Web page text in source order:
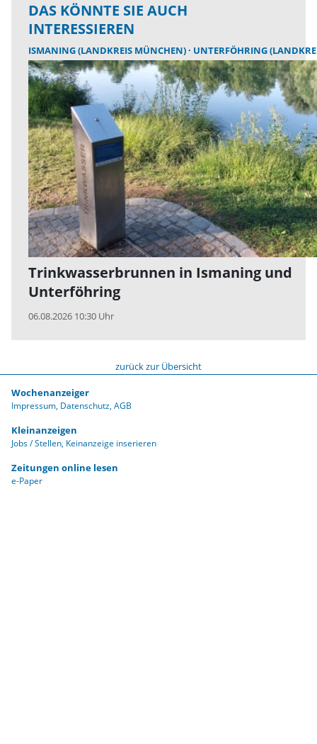
DAS KÖNNTE SIE AUCH
INTERESSIEREN
ISMANING (LANDKREIS MÜNCHEN) UNTERFÖHRING
Trinkwasserbrunnen in Ismaning und
Unterföhring
06.08.2026 10:30 Uhr
zurück zur Übersicht
Wochenanzeiger
Impressum Datenschutz AGB
Kleinanzeigen
Jobs / Stellen Keinanzeige inserieren
Zeitungen online lesen
e-Paper